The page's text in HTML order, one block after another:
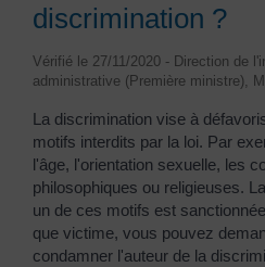
discrimination ?
Vérifié le 27/11/2020 - Direction de
administrative (Première ministre),
La discrimination vise à
motifs interdits par la loi. Par
l'âge, l'orientation sexuelle, les
philosophiques ou religieuses.
un de ces motifs est
que victime, vous pouvez
condamner l'auteur de la